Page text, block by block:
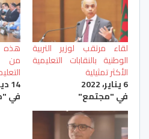
لقاء مرتقب لوزير التربية
الوطنية بالنقابات التعليمية
الأكثر تمثيلية
6 يناير، 2022
في "مجتمع"
هذه
من
14 ديسمبر، 2021
في